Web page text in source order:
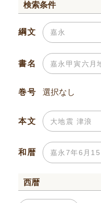
検索条件
綱文
書名
巻号
本文
和暦
西暦